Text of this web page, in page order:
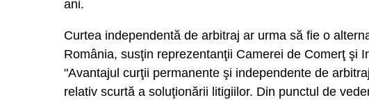
ani.
Curtea independentă de arbitraj ar urma să fie o
România, susţin reprezentanţii Camerei de Comerţ şi
"Avantajul curţii permanente şi independente de
relativ scurtă a soluţionării litigiilor. Din punctul de